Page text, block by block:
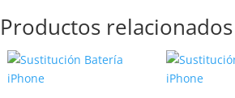
Productos relacionados